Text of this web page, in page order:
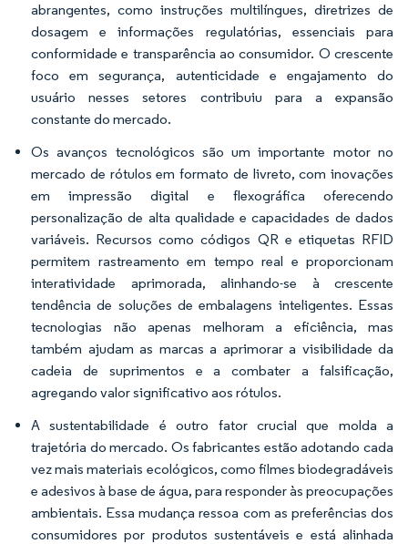
abrangentes, como instruções multilíngues, diretrizes de
dosagem e informações regulatórias, essenciais para
conformidade e transparência ao consumidor. O crescente
foco em segurança, autenticidade e engajamento do
usuário nesses setores contribuiu para a expansão
constante do mercado.
Os avanços tecnológicos são um importante motor no
mercado de rótulos em formato de livreto, com inovações
em impressão digital e flexográfica oferecendo
personalização de alta qualidade e capacidades de dados
variáveis. Recursos como códigos QR e etiquetas RFID
permitem rastreamento em tempo real e proporcionam
interatividade aprimorada, alinhando-se à crescente
tendência de soluções de embalagens inteligentes. Essas
tecnologias não apenas melhoram a eficiência, mas
também ajudam as marcas a aprimorar a visibilidade da
cadeia de suprimentos e a combater a falsificação,
agregando valor significativo aos rótulos.
A sustentabilidade é outro fator crucial que molda a
trajetória do mercado. Os fabricantes estão adotando cada
vez mais materiais ecológicos, como filmes biodegradáveis
e adesivos à base de água, para responder às preocupações
ambientais. Essa mudança ressoa com as preferências dos
consumidores por produtos sustentáveis e está alinhada